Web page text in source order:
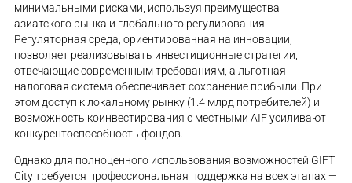
минимальными рисками, используя преимущества
азиатского рынка и глобального регулирования.
Регуляторная среда, ориентированная на инновации,
позволяет реализовывать инвестиционные стратегии,
отвечающие современным требованиям, а льготная
налоговая система обеспечивает сохранение прибыли. При
этом доступ к локальному рынку (1.4 млрд потребителей) и
возможность коинвестирования с местными AIF усиливают
конкурентоспособность фондов.
Однако для полноценного использования возможностей GIFT
City требуется профессиональная поддержка на всех этапах —